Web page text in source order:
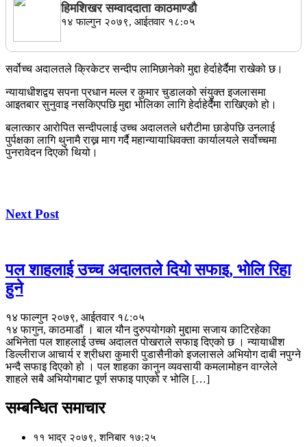
हिमशिखर सम्वाददाता काठमाण्डौ
१४ फाल्गुन २०७९, आईतवार १८:०५
सर्वोच्च अदालतले क्रिकेटर सन्दीप लामिछानेको मुद्दा हेर्दाहेर्दैमा राखेको छ।
न्यायाधीशद्वय सपना प्रधान मल्ल र कुमार चुडालको संयुक्त इजलासमा
आइतबार सुनुवाइ नसकिएपछि मुद्दा भोलिका लागि हेर्दाहेर्दैमा राखिएको हो।
बलात्कार आरोपित सन्दीपलाई उच्च अदालतले धरौटीमा छाडेपछि उनलाई
पुर्पक्षका लागि थुनामै राख्न माग गर्दै महान्यायाधिवक्ता कार्यालयले सर्वोच्चमा
पुनरावेदन दिएको थियो।
Next Post
पल शाहलाई उच्च अदालतले दियो सफाइ, भोलि रिहा
हुने
१४ फाल्गुन २०७९, आईतवार १८:०५
१४ फागुन, काठमाडौं । बाल यौन दुरुपयोगको मुद्दामा सजाय काटिरहेका
अभिनेता पल शाहलाई उच्च अदालत पोखराले सफाइ दिएको छ । न्यायाधीश
डिल्लीराज आचार्य र श्रीधरा कुमारी पुडासैनीको इजलासले अभियोग दाबी नपुग्ने
भन्दै सफाइ दिएको हो । पल शाहका कानुन व्यवसायी कमलामोहन वाग्लेले
शाहले सबै अभियोगबाट पूर्ण सफाइ पाएको र भोलि […]
सम्बन्धित समाचार
११ भाद्र २०७९, शनिबार १७:२५